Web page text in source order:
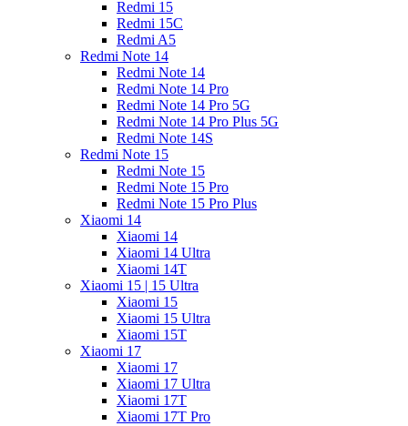
Redmi 15
Redmi 15C
Redmi A5
Redmi Note 14
Redmi Note 14
Redmi Note 14 Pro
Redmi Note 14 Pro 5G
Redmi Note 14 Pro Plus 5G
Redmi Note 14S
Redmi Note 15
Redmi Note 15
Redmi Note 15 Pro
Redmi Note 15 Pro Plus
Xiaomi 14
Xiaomi 14
Xiaomi 14 Ultra
Xiaomi 14T
Xiaomi 15 | 15 Ultra
Xiaomi 15
Xiaomi 15 Ultra
Xiaomi 15T
Xiaomi 17
Xiaomi 17
Xiaomi 17 Ultra
Xiaomi 17T
Xiaomi 17T Pro